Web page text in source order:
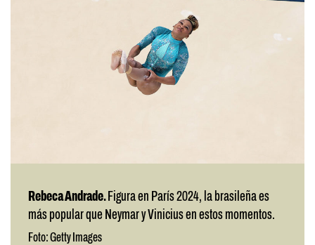
Rebeca Andrade. Figura en París 2024, la brasileña es
más popular que Neymar y Vinicius en estos momentos.
Foto: Getty Images